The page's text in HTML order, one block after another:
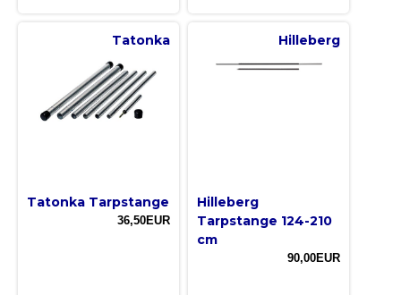
Tatonka
Tatonka Tarpstange
36,50EUR
Hilleberg
Hilleberg
Tarpstange 124-210
cm
90,00EUR